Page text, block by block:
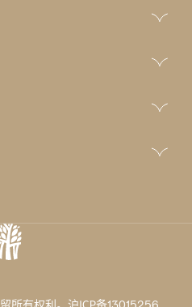
所有权利。沪ICP备13015256